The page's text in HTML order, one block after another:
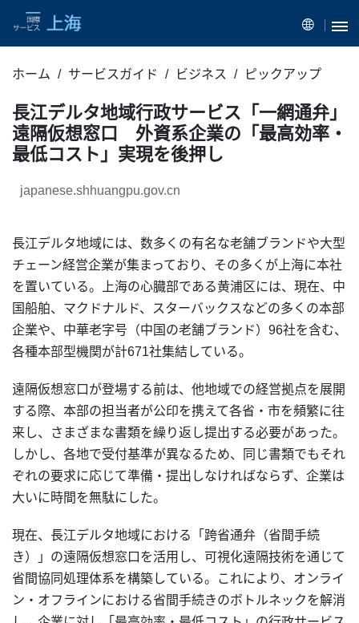
ホーム サービスガイド ビジネス ピックアップ
長江デルタ地域行政サービス「一網通弁」
遠隔仮想窓口 外資系企業の「最高効率・
最低コスト」実現を後押し
japanese.shhuangpu.gov.cn
長江デルタ地域には、数多くの有名な老舗ブランドや大型
チェーン経営企業が集まっており、その多くが上海に本社
を置いている。上海の心臓部である黄浦区には、現在、中
国船舶、マクドナルド、スターバックスなどの多くの本部
企業や、中華老字号（中国の老舗ブランド）96社を含む、
各種本部型機関が計671社集結している。
遠隔仮想窓口が登場する前は、他地域での経営拠点を展開
する際、本部の担当者が公印を携えて各省・市を頻繁に往
来し、さまざまな書類を繰り返し提出する必要があった。
しかし、各地で受付基準が異なるため、同じ書類でもそれ
ぞれの要求に応じて準備・提出しなければならず、企業は
大いに時間を無駄にした。
現在、長江デルタ地域における「跨省通弁（省間手続
き）」の遠隔仮想窓口を活用し、可視化遠隔技術を通じて
省間協同処理体系を構築している。これにより、オンライ
ン・オフラインにおける省間手続きのボトルネックを解消